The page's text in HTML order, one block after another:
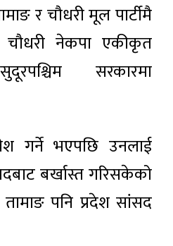
र चौधरी मूल पार्टीमै
चौधरी नेकपा एकीकृत
सरकारमा
गर्ने भएपछि उनलाई
बर्खास्त गरिसकेको
पनि प्रदेश सांसद